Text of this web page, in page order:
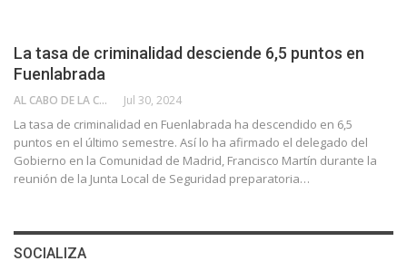
La tasa de criminalidad desciende 6,5 puntos en
Fuenlabrada
AL CABO DE LA CALLE Jul 30, 2024
La tasa de criminalidad en Fuenlabrada ha descendido en 6,5
puntos en el último semestre. Así lo ha afirmado el delegado del
Gobierno en la Comunidad de Madrid, Francisco Martín durante la
reunión de la Junta Local de Seguridad preparatoria…
SOCIALIZA